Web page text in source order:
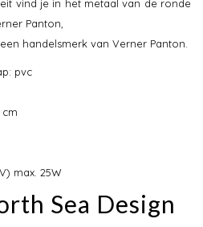
vind je in het metaal van de ronde
Panton,
handelsmerk van Verner Panton.
pvc
cm
max. 25W
Sea Design